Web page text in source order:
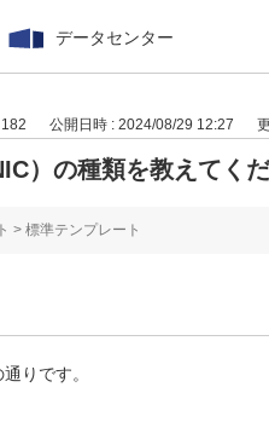
データセンター
公開日時 : 2024/08/29 12:27
）の種類を教えてくだ
> 標準テンプレート
りです。